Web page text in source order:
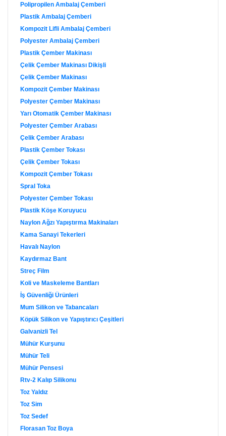
Polipropilen Ambalaj Çemberi
Plastik Ambalaj Çemberi
Kompozit Lifli Ambalaj Çemberi
Polyester Ambalaj Çemberi
Plastik Çember Makinası
Çelik Çember Makinası Dikişli
Çelik Çember Makinası
Kompozit Çember Makinası
Polyester Çember Makinası
Yarı Otomatik Çember Makinası
Polyester Çember Arabası
Çelik Çember Arabası
Plastik Çember Tokası
Çelik Çember Tokası
Kompozit Çember Tokası
Spral Toka
Polyester Çember Tokası
Plastik Köşe Koruyucu
Naylon Ağzı Yapıştırma Makinaları
Kama Sanayi Tekerleri
Havalı Naylon
Kaydırmaz Bant
Streç Film
Koli ve Maskeleme Bantları
İş Güvenliği Ürünleri
Mum Silikon ve Tabancaları
Köpük Silikon ve Yapıştırıcı Çeşitleri
Galvanizli Tel
Mühür Kurşunu
Mühür Teli
Mühür Pensesi
Rtv-2 Kalıp Silikonu
Toz Yaldız
Toz Sim
Toz Sedef
Florasan Toz Boya